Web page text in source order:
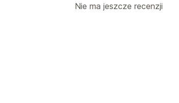
Nie ma jeszcze recenzji